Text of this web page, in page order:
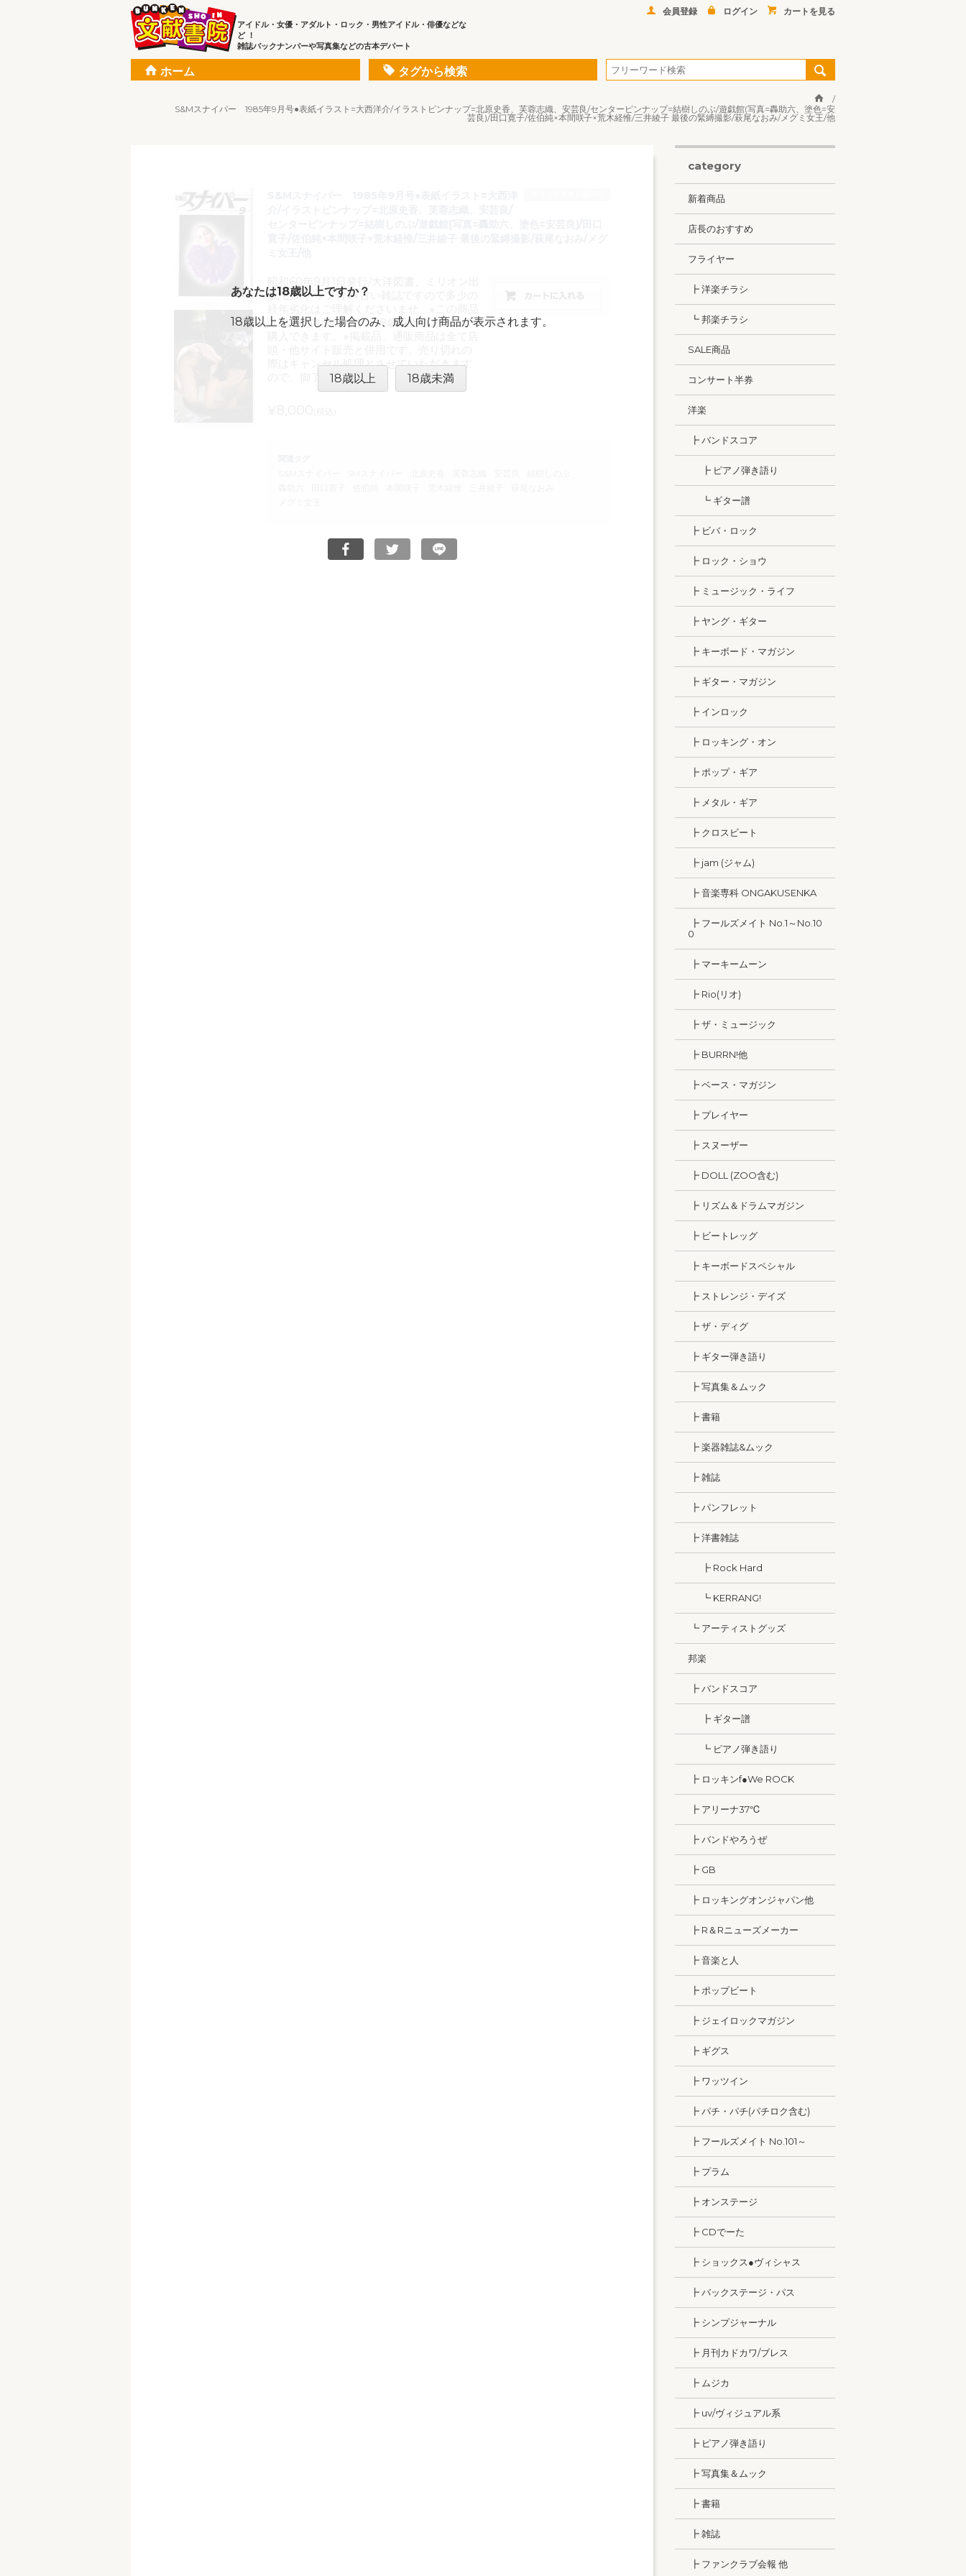
アイドル・女優・アダルト・ロック・男性アイドル・俳優などな
ど ！
雑誌バックナンバーや写真集などの古本デパート
会員登録 ログイン カートを見る
ホーム タグから検索
S&Mスナイパー 1985年9月号●表紙イラスト=大西洋介/イラストピンナップ=北原史香、芙蓉志織、安芸良/センターピンナップ=結樹しのぶ/遊戯館(写真=轟助六、塗色=安
芸良)/田口寛子/佐伯純×本間咲子×荒木経惟/三井綾子 最後の緊縛撮影/萩尾なおみ/メグミ女王/他
版/ピンナップ付●※古い雑誌ですので多少の
は成人向け商品です。18歳以上の方のみご
際はキャンセル処理とさせていただきます
ので、御了承ください。
あなたは18歳以上ですか？
18歳以上を選択した場合のみ、成人向け商品が表示されます。
18歳以上 18歳未満
category
新着商品
店長のおすすめ
フライヤー
┣ 洋楽チラシ
┗ 邦楽チラシ
SALE商品
コンサート半券
洋楽
┣ バンドスコア
┣ ピアノ弾き語り
┗ ギター譜
┣ ビバ・ロック
┣ ロック・ショウ
┣ ミュージック・ライフ
┣ ヤング・ギター
┣ キーボード・マガジン
┣ ギター・マガジン
┣ インロック
┣ ロッキング・オン
┣ ポップ・ギア
┣ メタル・ギア
┣ クロスビート
┣ jam (ジャム)
┣ 音楽専科 ONGAKUSENKA
┣ フールズメイト No.1～No.10
0
┣ マーキームーン
┣ Rio(リオ)
┣ ザ・ミュージック
┣ BURRN!他
┣ ベース・マガジン
┣ プレイヤー
┣ スヌーザー
┣ DOLL (ZOO含む)
┣ リズム＆ドラムマガジン
┣ ビートレッグ
┣ キーボードスペシャル
┣ ストレンジ・デイズ
┣ ザ・ディグ
┣ ギター弾き語り
┣ 写真集＆ムック
┣ 書籍
┣ 楽器雑誌&ムック
┣ 雑誌
┣ パンフレット
┣ 洋書雑誌
┣ Rock Hard
┗ KERRANG!
┗ アーティストグッズ
邦楽
┣ バンドスコア
┣ ギター譜
┗ ピアノ弾き語り
┣ ロッキンf●We ROCK
┣ アリーナ37℃
┣ バンドやろうぜ
┣ GB
┣ ロッキングオンジャパン他
┣ R＆Rニューズメーカー
┣ 音楽と人
┣ ポップビート
┣ ジェイロックマガジン
┣ ギグス
┣ ワッツイン
┣ パチ・パチ(パチロク含む)
┣ フールズメイト No.101～
┣ プラム
┣ オンステージ
┣ CDでーた
┣ ショックス●ヴィシャス
┣ バックステージ・パス
┣ シンプジャーナル
┣ 月刊カドカワ/ブレス
┣ ムジカ
┣ uv/ヴィジュアル系
┣ ピアノ弾き語り
┣ 写真集＆ムック
┣ 書籍
┣ 雑誌
┣ ファンクラブ会報 他